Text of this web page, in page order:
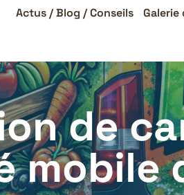
Actus / Blog / Conseils Galerie
de
mobile